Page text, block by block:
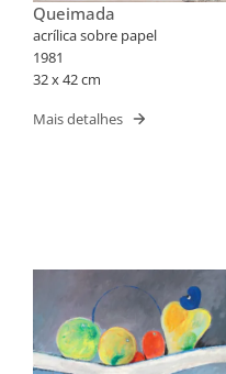
Queimada
acrílica sobre papel
1981
32 x 42 cm
Mais detalhes